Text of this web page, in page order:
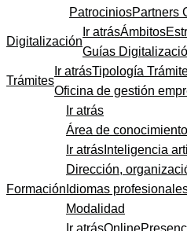
PatrociniosPartners
Digitalización
Ir atrásÁmbitos
Guías
Trámites
Ir atrásTipología
Oficina de gestión
Formación
Ir atrás
Área de conocimiento
Ir atrás Inteligencia
Dirección,
Idiomas
Modalidad
Ir atrásOnline